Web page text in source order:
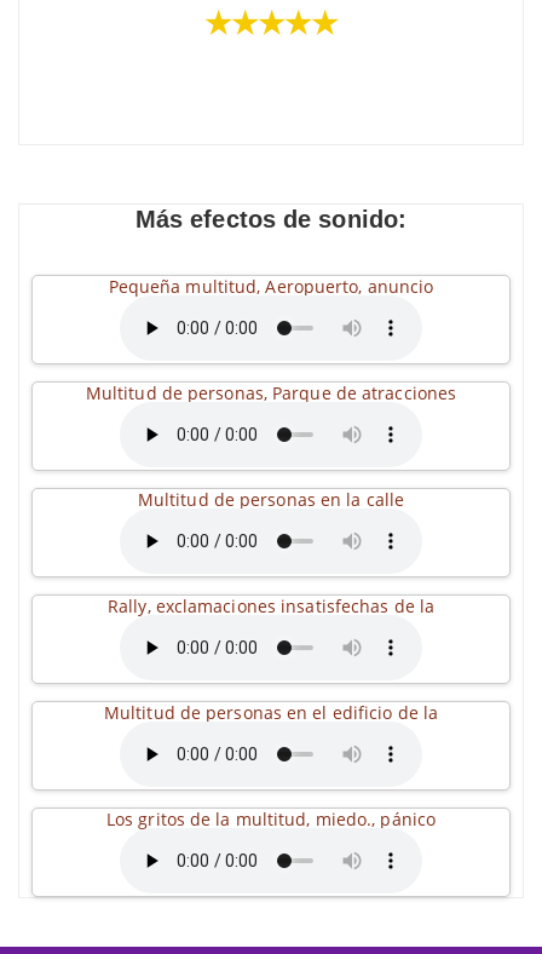
★★★★★
Más efectos de sonido:
Pequeña multitud, Aeropuerto, anuncio
Multitud de personas, Parque de atracciones
Multitud de personas en la calle
Rally, exclamaciones insatisfechas de la
Multitud de personas en el edificio de la
Los gritos de la multitud, miedo., pánico